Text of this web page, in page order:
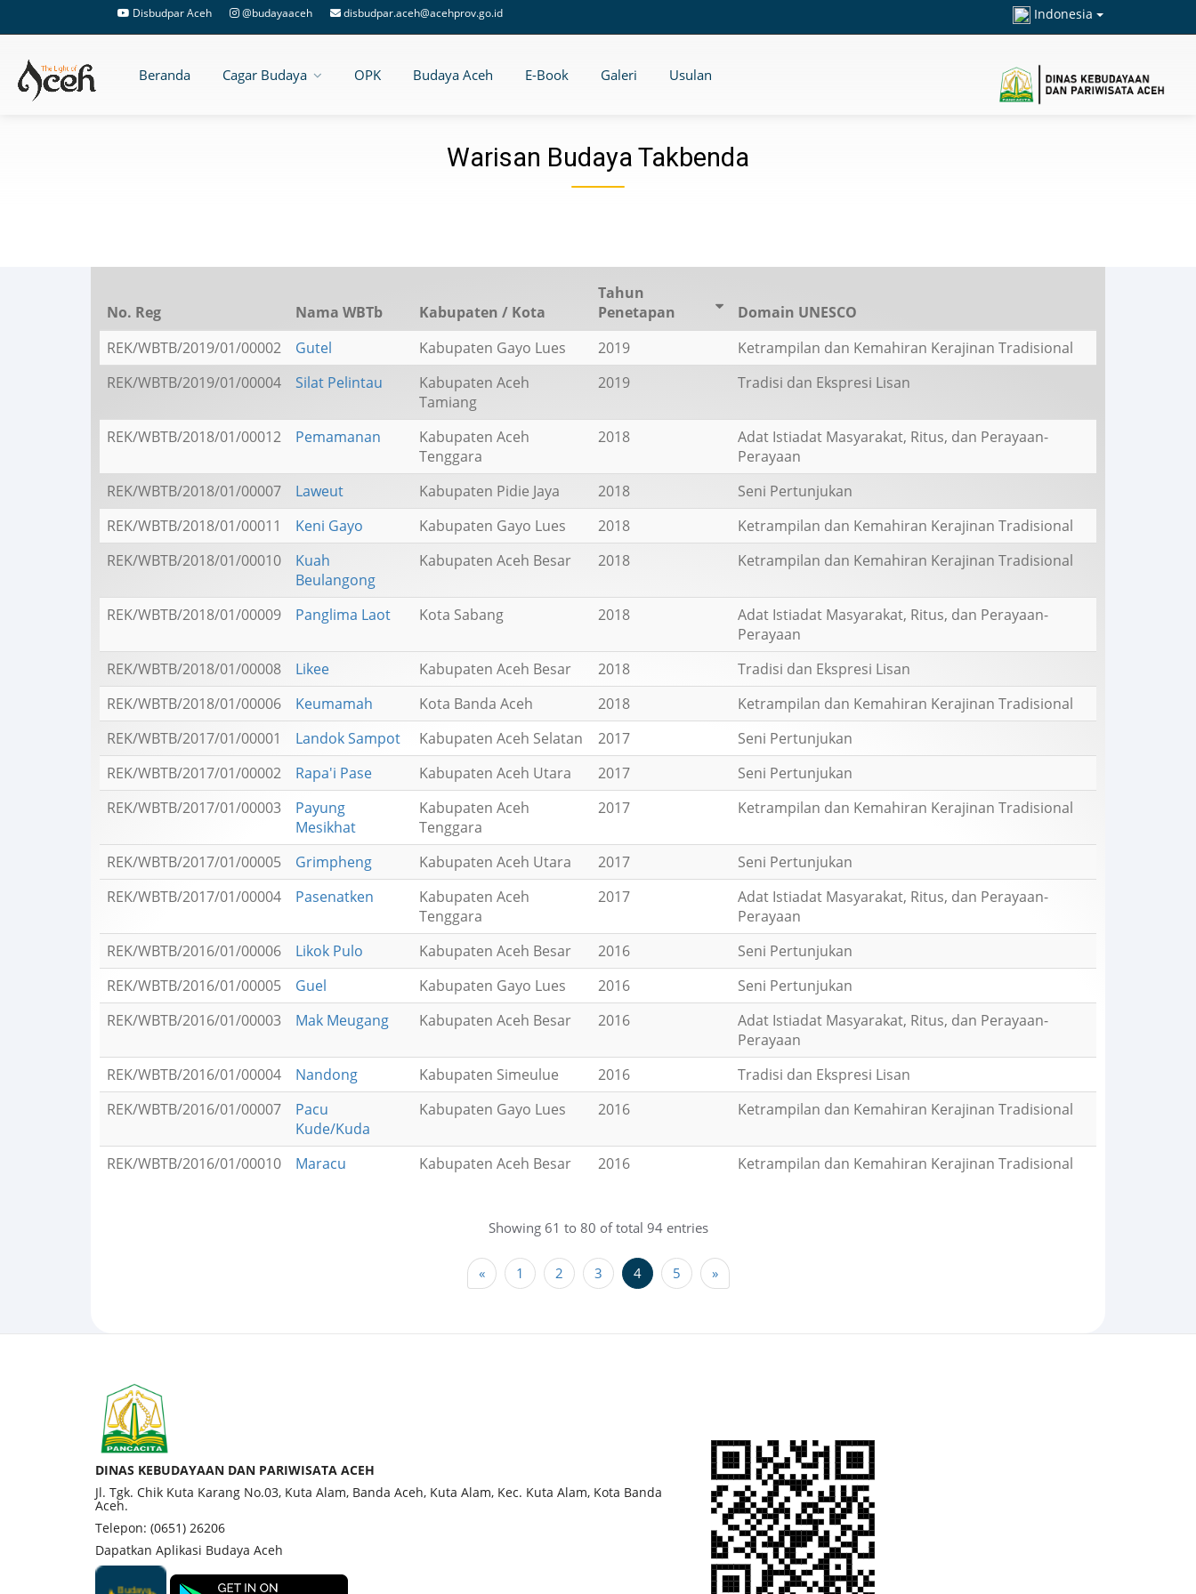
Disbudpar Aceh @budayaaceh disbudpar.aceh@acehprov.go.id Indonesia
Beranda Cagar Budaya OPK Budaya Aceh E-Book Galeri Usulan
Warisan Budaya Takbenda
No. Reg Nama WBTb Kabupaten / Kota
Tahun
Penetapan
Domain UNESCO
REK/WBTB/2019/01/00002
Gutel Kabupaten Gayo Lues 2019
Ketrampilan dan Kemahiran Kerajinan Tradisional
REK/WBTB/2019/01/00004
Silat Pelintau
Kabupaten Aceh
Tamiang
2019 Tradisi dan Ekspresi Lisan
REK/WBTB/2018/01/00012 Pemamanan
Kabupaten Aceh
Tenggara
2018
Adat Istiadat Masyarakat, Ritus, dan Perayaan-
Perayaan
REK/WBTB/2018/01/00007
Laweut Kabupaten Pidie Jaya 2018
Seni Pertunjukan
REK/WBTB/2018/01/00011
Keni Gayo Kabupaten Gayo Lues 2018
Ketrampilan dan Kemahiran Kerajinan Tradisional
REK/WBTB/2018/01/00010
Kuah
Beulangong
Kabupaten Aceh Besar 2018 Ketrampilan dan Kemahiran Kerajinan Tradisional
REK/WBTB/2018/01/00009 Panglima Laot Kota Sabang 2018
Adat Istiadat Masyarakat, Ritus, dan Perayaan-
Perayaan
REK/WBTB/2018/01/00008
Likee Kabupaten Aceh Besar 2018
Tradisi dan Ekspresi Lisan
REK/WBTB/2018/01/00006
Keumamah Kota Banda Aceh 2018
Ketrampilan dan Kemahiran Kerajinan Tradisional
REK/WBTB/2017/01/00001
Landok Sampot Kabupaten Aceh Selatan 2017
Seni Pertunjukan
REK/WBTB/2017/01/00002
Rapa'i Pase Kabupaten Aceh Utara 2017
Seni Pertunjukan
REK/WBTB/2017/01/00003
Payung
Mesikhat
Kabupaten Aceh
Tenggara
2017 Ketrampilan dan Kemahiran Kerajinan Tradisional
REK/WBTB/2017/01/00005 Grimpheng Kabupaten Aceh Utara 2017
Seni Pertunjukan
REK/WBTB/2017/01/00004
Pasenatken
Kabupaten Aceh
Tenggara
2017
Adat Istiadat Masyarakat, Ritus, dan Perayaan-
Perayaan
REK/WBTB/2016/01/00006
Likok Pulo Kabupaten Aceh Besar 2016
Seni Pertunjukan
REK/WBTB/2016/01/00005
Guel Kabupaten Gayo Lues 2016
Seni Pertunjukan
REK/WBTB/2016/01/00003
Mak Meugang Kabupaten Aceh Besar 2016
Adat Istiadat Masyarakat, Ritus, dan Perayaan-
Perayaan
REK/WBTB/2016/01/00004
Nandong Kabupaten Simeulue 2016
Tradisi dan Ekspresi Lisan
REK/WBTB/2016/01/00007
Pacu
Kude/Kuda
Kabupaten Gayo Lues 2016 Ketrampilan dan Kemahiran Kerajinan Tradisional
REK/WBTB/2016/01/00010 Maracu Kabupaten Aceh Besar 2016 Ketrampilan dan Kemahiran Kerajinan Tradisional
Showing 61 to 80 of total 94 entries
« 1 2 3 4 5 »
DINAS KEBUDAYAAN DAN PARIWISATA ACEH
Jl. Tgk. Chik Kuta Karang No.03, Kuta Alam, Banda Aceh, Kuta Alam, Kec. Kuta Alam, Kota Banda
Aceh.
Telepon: (0651) 26206
Dapatkan Aplikasi Budaya Aceh